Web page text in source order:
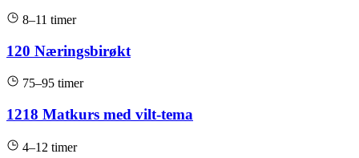
8–11 timer
120 Næringsbirøkt
75–95 timer
1218 Matkurs med vilt-tema
4–12 timer